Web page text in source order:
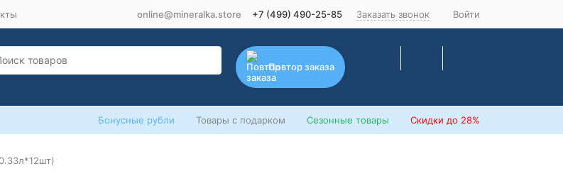
online@mineralka.store +7 (499) 490-25-85 Заказать звонок Войти
Повтор заказа
Бонусные рубли Товары с подарком Сезонные товары Скидки до 28%